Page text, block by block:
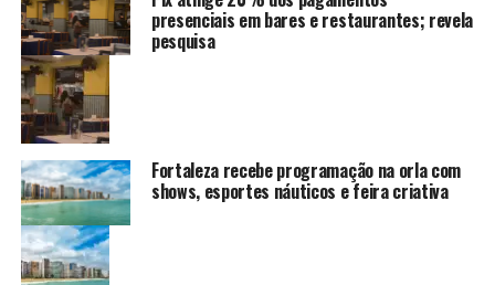
presenciais em bares e restaurantes; revela
pesquisa
Fortaleza recebe programação na orla com
shows, esportes náuticos e feira criativa